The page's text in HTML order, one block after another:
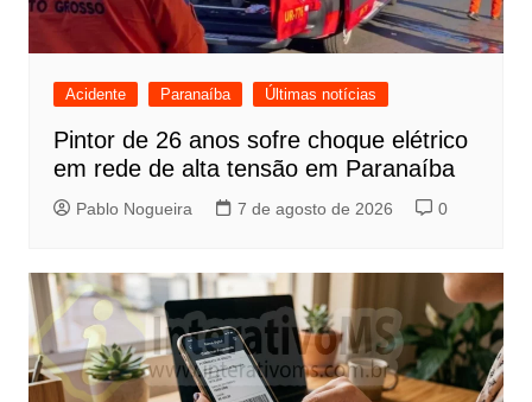
Acidente Paranaíba Últimas notícias
Pintor de 26 anos sofre choque elétrico
em rede de alta tensão em Paranaíba
Pablo Nogueira 7 de agosto de 2026 0